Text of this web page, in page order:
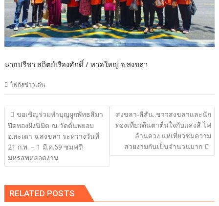
นายปรีชา สถิตย์เรืองศักดิ์ / หาดใหญ่ จ.สงขลา
โฟกัสข่าวเด่น
แนะแนว
เรื่อง
ขอเชิญร่วมทำบุญผูกพัทธสีมา
ปิดทองฝังนิมิต ณ วัดต้นพยอม
อ.สะเดา จ.สงขลา ระหว่างวันที่
21 ก.พ. – 1 มี.ค.69 ชมฟรี!
มหรสพตลอดงาน
สงขลา-สีสัน..ชาวสงขลาและนัก
ท่องเที่ยวตื่นตาตื่นใจกับแสงสี ไฟ
ล้านดวง แห่เที่ยวชมความ
สวยงามกันเป็นจำนวนมาก
RELATED POSTS